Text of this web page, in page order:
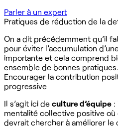
Parler à un expert
Pratiques de réduction de la
On a dit précédemment qu’il
pour éviter l’accumulation
importante et cela comprend
ensemble de bonnes pratiques.
Encourager la contribution
progressive
Il s’agit ici de culture d’équipe :
mentalité collective positive
devrait chercher à améliorer le